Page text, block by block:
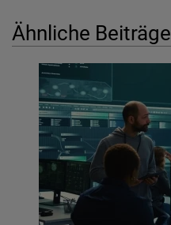
Ähnliche Beiträge